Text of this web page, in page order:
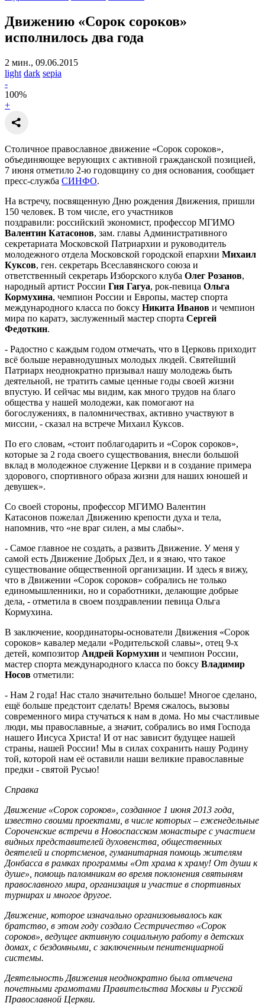
Движению «Сорок сороков»
исполнилось два года
2 мин., 09.06.2015
light dark sepia
-
100%
+
Столичное православное движение «Сорок сороков»,
объединяющее верующих с активной гражданской позицией,
7 июня отметило 2-ю годовщину со дня основания, сообщает
пресс-служба СИНФО.
На встречу, посвященную Дню рождения Движения, пришли
150 человек. В том числе, его участников
поздравили: российский экономист, профессор МГИМО
Валентин Катасонов, зам. главы Административного
секретариата Московской Патриархии и руководитель
молодежного отдела Московской городской епархии Михаил
Куксов, ген. секретарь Всеславянского союза и
ответственный секретарь Изборского клуба Олег Розанов,
народный артист России Гия Гагуа, рок-певица Ольга
Кормухина, чемпион России и Европы, мастер спорта
международного класса по боксу Никита Иванов и чемпион
мира по каратэ, заслуженный мастер спорта Сергей
Федоткин.
- Радостно с каждым годом отмечать, что в Церковь приходит
всё больше неравнодушных молодых людей. Святейший
Патриарх неоднократно призывал нашу молодежь быть
деятельной, не тратить самые ценные годы своей жизни
впустую. И сейчас мы видим, как много трудов на благо
общества у нашей молодежи, как помогают на
богослужениях, в паломничествах, активно участвуют в
миссии, - сказал на встрече Михаил Куксов.
По его словам, «стоит поблагодарить и «Сорок сороков»,
которые за 2 года своего существования, внесли большой
вклад в молодежное служение Церкви и в создание примера
здорового, спортивного образа жизни для наших юношей и
девушек».
Со своей стороны, профессор МГИМО Валентин
Катасонов пожелал Движению крепости духа и тела,
напомнив, что «не враг силен, а мы слабы».
- Самое главное не создать, а развить Движение. У меня у
самой есть Движение Добрых Дел, и я знаю, что такое
существование общественной организации. И здесь я вижу,
что в Движении «Сорок сороков» собрались не только
единомышленники, но и соработники, делающие добрые
дела, - отметила в своем поздравлении певица Ольга
Кормухина.
В заключение, координаторы-основатели Движения «Сорок
сороков» кавалер медали «Родительской славы», отец 9-х
детей, композитор Андрей Кормухин и чемпион России,
мастер спорта международного класса по боксу Владимир
Носов отметили:
- Нам 2 года! Нас стало значительно больше! Многое сделано,
ещё больше предстоит сделать! Время сжалось, вызовы
современного мира стучаться к нам в дома. Но мы счастливые
люди, мы православные, а значит, собрались во имя Господа
нашего Иисуса Христа! И от нас зависит будущее нашей
страны, нашей России! Мы в силах сохранить нашу Родину
той, которой нам её оставили наши великие православные
предки - святой Русью!
Справка
Движение «Сорок сороков», созданное 1 июня 2013 года,
известно своими проектами, в числе которых – еженедельные
Сороченские встречи в Новоспасском монастыре с участием
видных представителей духовенства, общественных
деятелей и спортсменов, гуманитарная помощь жителям
Донбасса в рамках программы «От храма к храму! От души к
душе», помощь паломникам во время поклонения святыням
православного мира, организация и участие в спортивных
турнирах и многое другое.
Движение, которое изначально организовывалось как
братство, в этом году создало Сестричество «Сорок
сороков», ведущее активную социальную работу в детских
домах, с бездомными, с заключенным пенитенциарной
системы.
Деятельность Движения неоднократно была отмечена
почетными грамотами Правительства Москвы и Русской
Православной Церкви.